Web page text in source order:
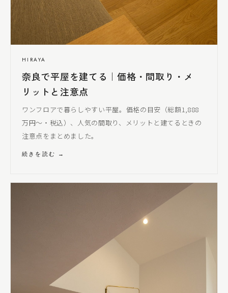
HIRAYA
奈良で平屋を建てる｜価格・間取り・メ
リットと注意点
ワンフロアで暮らしやすい平屋。価格の目安（総額1,888
万円〜・税込）、人気の間取り、メリットと建てるときの
注意点をまとめました。
続きを読む →